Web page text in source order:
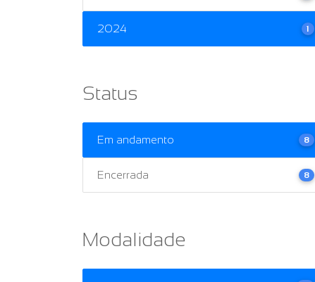
2024 1
Status
Em andamento 8
Encerrada 8
Modalidade